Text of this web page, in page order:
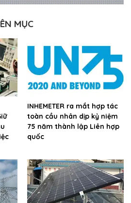
MỤC
INHEMETER ra mắt hợp tác
toàn cầu nhân dịp kỷ niệm
75 năm thành lập Liên hợp
quốc